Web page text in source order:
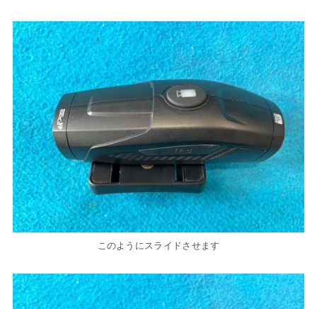
このようにスライドさせます